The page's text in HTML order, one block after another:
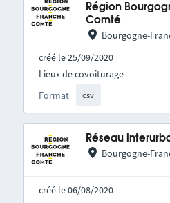
Région
Comté
Bourgogne-
créé le 25/09/2020
Format csv
Lieux de covoiturage
Réseau
Bourgogne-
créé le 06/08/2020